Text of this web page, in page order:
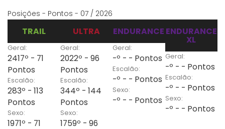
Posições - Pontos - 07 / 2026
TRAIL
Geral:
2417º - 71
Pontos
Escalão:
283º - 113
Pontos
Sexo:
1971º - 71
ULTRA
Geral:
2022º - 96
Pontos
Escalão:
344º - 144
Pontos
Sexo:
1759º - 96
ENDURANCE
Geral:
-º - - Pontos
Escalão:
-º - - Pontos
Sexo:
-º - - Pontos
ENDURANCE
XL
Geral:
-º - - Pontos
Escalão:
-º - - Pontos
Sexo:
-º - - Pontos